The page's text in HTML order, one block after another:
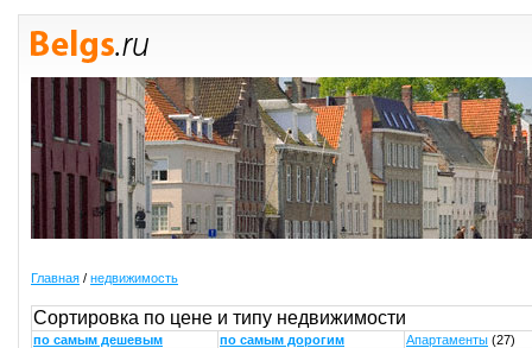
Главная / недвижимость
Сортировка по цене и типу недвижимости
по самым дешевым по самым дорогим Апартаменты (27)